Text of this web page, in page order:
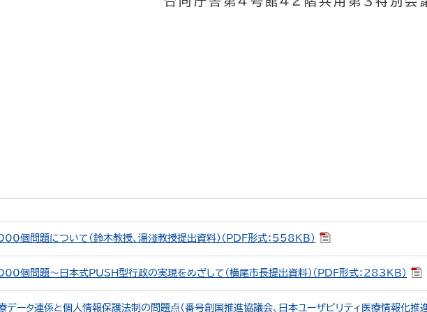
個問題について（鈴木教授、湯淺教授提出資料）（PDF形式：558KB）
個問題～日本式PUSH型行政の実現をめざして（横尾市長提出資料）（PDF形式：283KB）
データ連係と個人情報保護法制の問題点（番号創国推進協議会、日本ユーザビリティ医療情報化推